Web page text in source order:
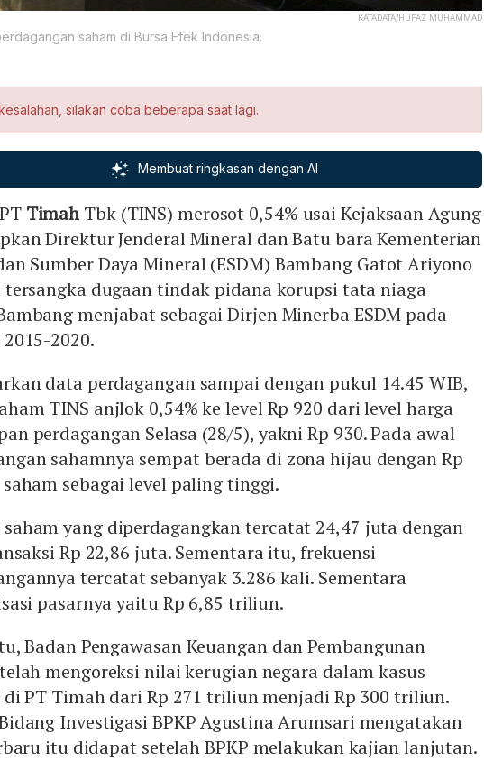
KATADATA/HUFAZ MUHAMMAD
saham di Bursa Efek Indonesia.
silakan coba beberapa saat lagi.
Membuat ringkasan dengan AI
TimahTbk (TINS) merosot 0,54% usai Kejaksaan Agung
Direktur Jenderal Mineral dan Batu bara Kementerian
Sumber Daya Mineral (ESDM) Bambang Gatot Ariyono
tersangka dugaan tindak pidana korupsi tata niaga
menjabat sebagai Dirjen Minerba ESDM pada
2020.
data perdagangan sampai dengan pukul 14.45 WIB,
TINS anjlok 0,54% ke level Rp 920 dari level harga
perdagangan Selasa (28/5), yakni Rp 930. Pada awal
sahamnya sempat berada di zona hijau dengan Rp
saham sebagai level paling tinggi.
saham yang diperdagangkan tercatat 24,47 juta dengan
Rp 22,86 juta. Sementara itu, frekuensi
tercatat sebanyak 3.286 kali. Sementara
pasarnya yaitu Rp 6,85 triliun.
Badan Pengawasan Keuangan dan Pembangunan
mengoreksi nilai kerugian negara dalam kasus
PT Timah dari Rp 271 triliun menjadi Rp 300 triliun.
Investigasi BPKP Agustina Arumsari mengatakan
itu didapat setelah BPKP melakukan kajian lanjutan.